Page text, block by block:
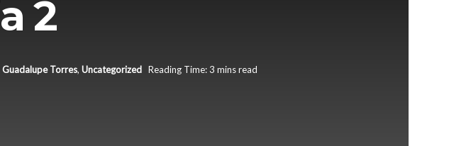
2
Torres, Uncategorized Reading Time: 3 mins read